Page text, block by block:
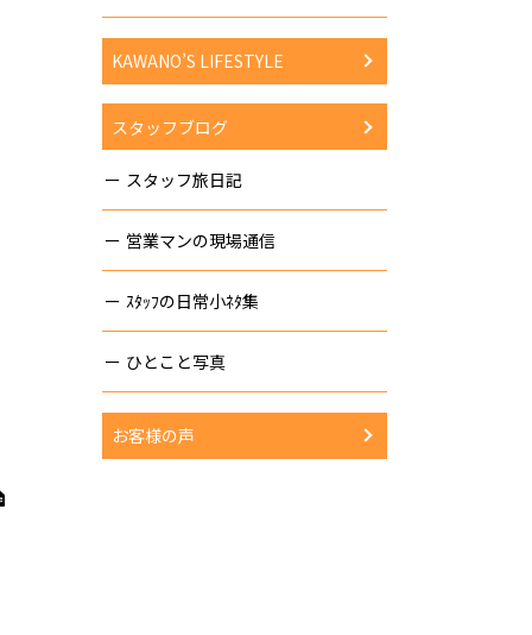
KAWANO’S LIFESTYLE
スタッフブログ
スタッフ旅日記
営業マンの現場通信
ｽﾀｯﾌの日常小ﾈﾀ集
ひとこと写真
お客様の声